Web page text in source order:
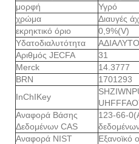
μορφή
Υγρό
χρώμα
Διαυγές
εκρηκτικό όριο
0,9%(V)
Υδατοδιαλυτότητα
Αριθμός JECFA
31
Merck
14.3777
BRN
1701293
InChIKey
Αναφορά Βάσης
Δεδομένων CAS
123-66-
Αναφορά NIST
Εξανοϊκό